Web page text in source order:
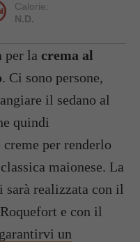
Calorie:
N.D.
per la crema al
. Ci sono persone,
il sedano al
quindi
per renderlo
maionese. La
sarà realizzata con il
e con il
un